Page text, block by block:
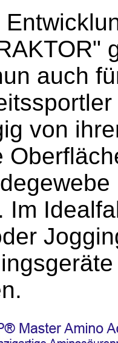
auch
von
Im